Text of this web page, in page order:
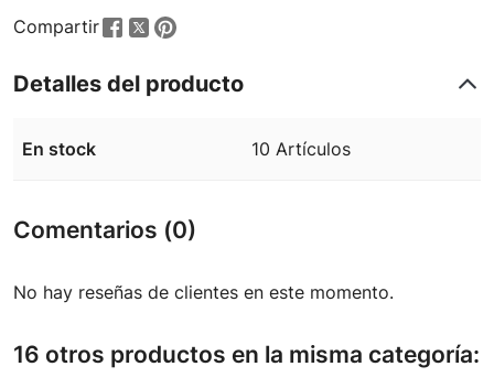
Compartir
Detalles del producto
En stock 10 Artículos
Comentarios (0)
No hay reseñas de clientes en este momento.
16 otros productos en la misma categoría: